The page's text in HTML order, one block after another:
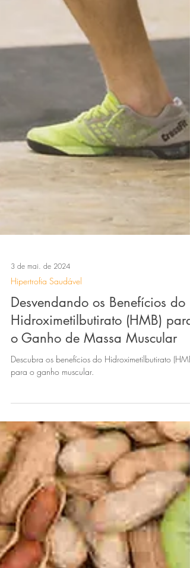
3 de mai. de 2024
Hipertrofia Saudável
Desvendando os Benefícios do
Hidroximetilbutirato (HMB) para
o Ganho de Massa Muscular
para o ganho muscular.